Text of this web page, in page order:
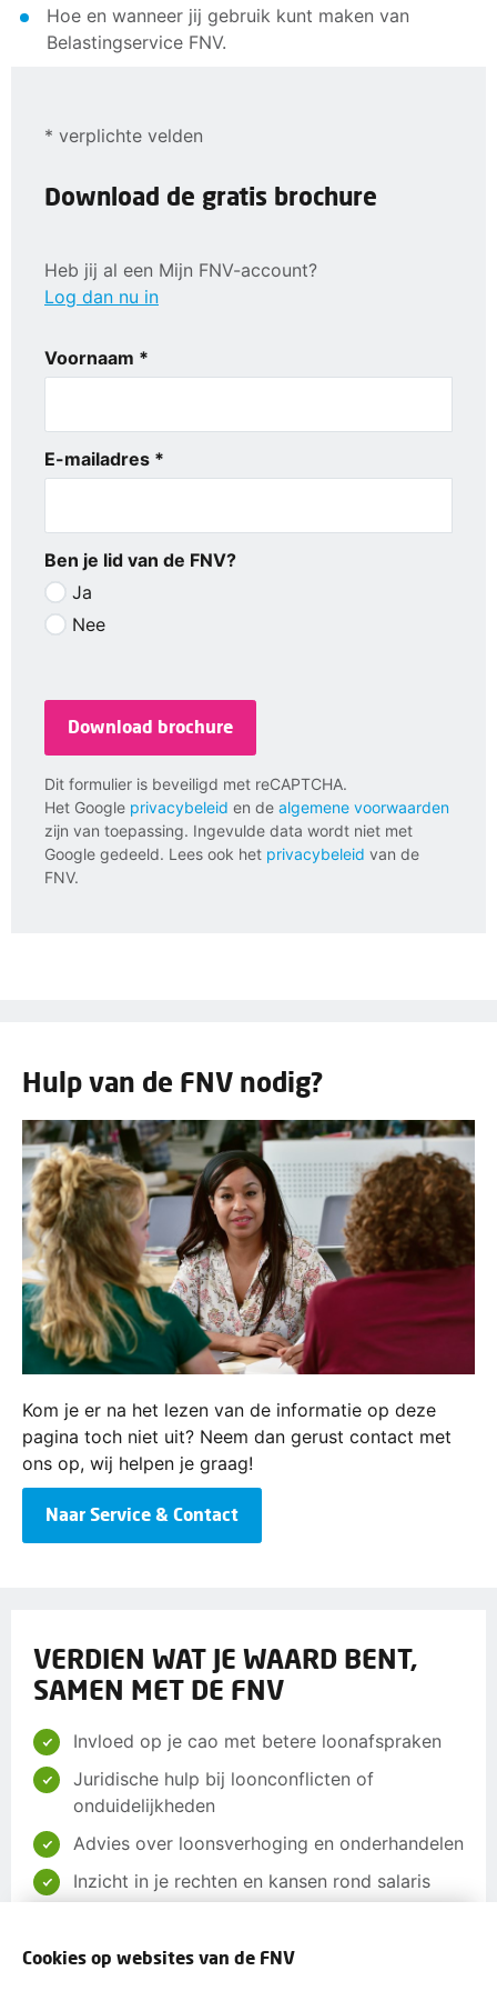
Hoe en wanneer jij gebruik kunt maken van
Belastingservice FNV.
* verplichte velden
Download de gratis brochure
Heb jij al een Mijn FNV-account?
Log dan nu in
Voornaam *
E-mailadres *
Ben je lid van de FNV?
Ja
Nee
Dit formulier is beveiligd met reCAPTCHA.
Het Google privacybeleid en de algemene voorwaarden
zijn van toepassing. Ingevulde data wordt niet met
Google gedeeld. Lees ook het privacybeleid van de
FNV.
Download brochure
Hulp van de FNV nodig?
Kom je er na het lezen van de informatie op deze
pagina toch niet uit? Neem dan gerust contact met
ons op, wij helpen je graag!
Naar Service & Contact
VERDIEN WAT JE WAARD BENT,
SAMEN MET DE FNV
Invloed op je cao met betere loonafspraken
Juridische hulp bij loonconflicten of
onduidelijkheden
Advies over loonsverhoging en onderhandelen
Inzicht in je rechten en kansen rond salaris
Cookies op websites van de FNV